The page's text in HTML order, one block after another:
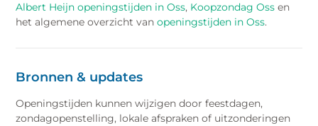
Albert Heijn openingstijden in Oss, Koopzondag Oss en
het algemene overzicht vanopeningstijden in Oss.
Bronnen & updates
Openingstijden kunnen wijzigen door feestdagen,
zondagopenstelling, lokale afspraken of uitzonderingen